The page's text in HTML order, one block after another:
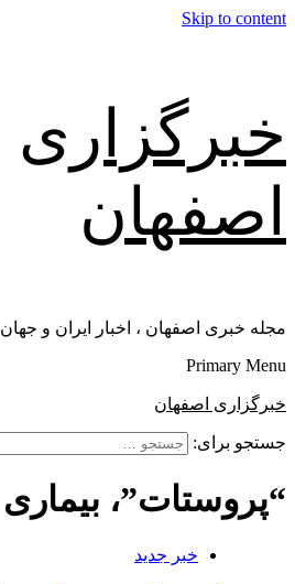
Skip to content
خبرگزاری
اصفهان
مجله خبری اصفهان ، اخبار ایران و جهان
Primary Menu
خبرگزاری اصفهان
جستجو برای:
“پروستات”، بیماری
خبر جدید